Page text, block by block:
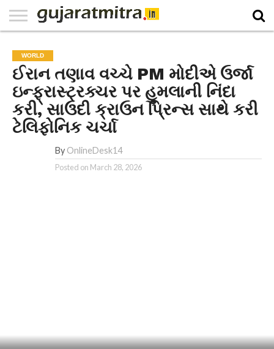
PAPER
NATIONAL
WORLD
BUSINESS
SPORTS
GUJARAT
OPINION
MORE
WORLD
ઈરાન તણાવ વચ્ચે PM મોદીએ ઉર્જા
ઇન્ફ્રાસ્ટ્રક્ચર પર હુમલાની નિંદા
કરી, સાઉદી ક્રાઉન પ્રિન્સ સાથે કરી
ટેલિફોનિક ચર્ચા
By OnlineDesk14
Posted on March 28, 2026